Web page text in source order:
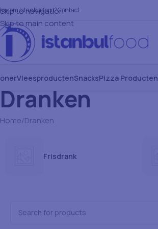
Skip to navigation
Skip to main content
Istanbulfood?Contact
VleesproductenSnacksPizza Producten
Dranken
Home Dranken
Frisdrank